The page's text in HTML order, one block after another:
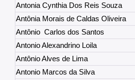
Antonia Cynthia Dos Reis Souza
Antônia Morais de Caldas Oliveira
Antônio Carlos dos Santos
Antonio Alexandrino Loila
Antônio Alves de Lima
Antonio Marcos da Silva